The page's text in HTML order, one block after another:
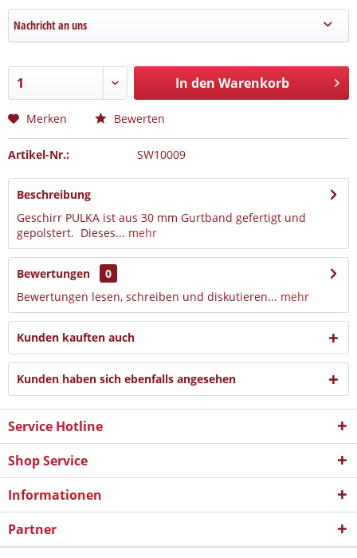
Nachricht an uns
In den Warenkorb
Merken Bewerten
Artikel-Nr.: SW10009
Beschreibung
Geschirr PULKA ist aus 30 mm Gurtband gefertigt und
gepolstert. Dieses... mehr
Bewertungen
0
Bewertungen lesen, schreiben und diskutieren... mehr
Kunden kauften auch
Kunden haben sich ebenfalls angesehen
Service Hotline
Shop Service
Informationen
Partner